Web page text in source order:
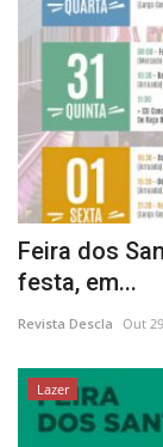
...by Descla
Desporto
Contactos
Sobre Nós
Educação
Estatuto
Saúde
Feira dos
festa, em...
Revista Descla Out
Lazer